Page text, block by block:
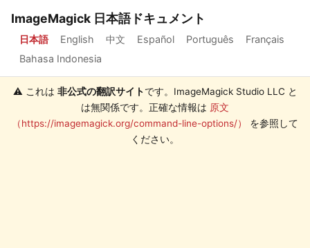
ImageMagick 日本語ドキュメント
日本語 English 中文 Español Português
Français
Bahasa Indonesia
⚠️ これは 非公式の翻訳サイトです。ImageMagick Studio LLC と
は無関係です。正確な情報は 原文
（https://imagemagick.org/command-line-options/）
を参照して
ください。